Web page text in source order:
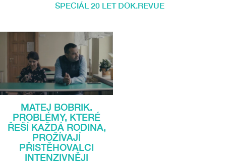
SPECIÁL 20 LET DOK.REVUE
MATEJ BOBRIK.
PROBLÉMY, KTERÉ
ŘEŠÍ KAŽDÁ RODINA,
PROŽÍVAJÍ
PŘISTĚHOVALCI
INTENZIVNĚJI